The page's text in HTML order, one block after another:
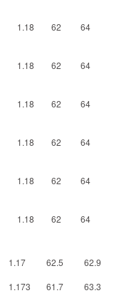
1.18 62 64
1.18 62 64
1.18 62 64
1.18 62 64
1.18 62 64
1.18 62 64
1.17 62.5
62.9
1.173 61.7
63.3